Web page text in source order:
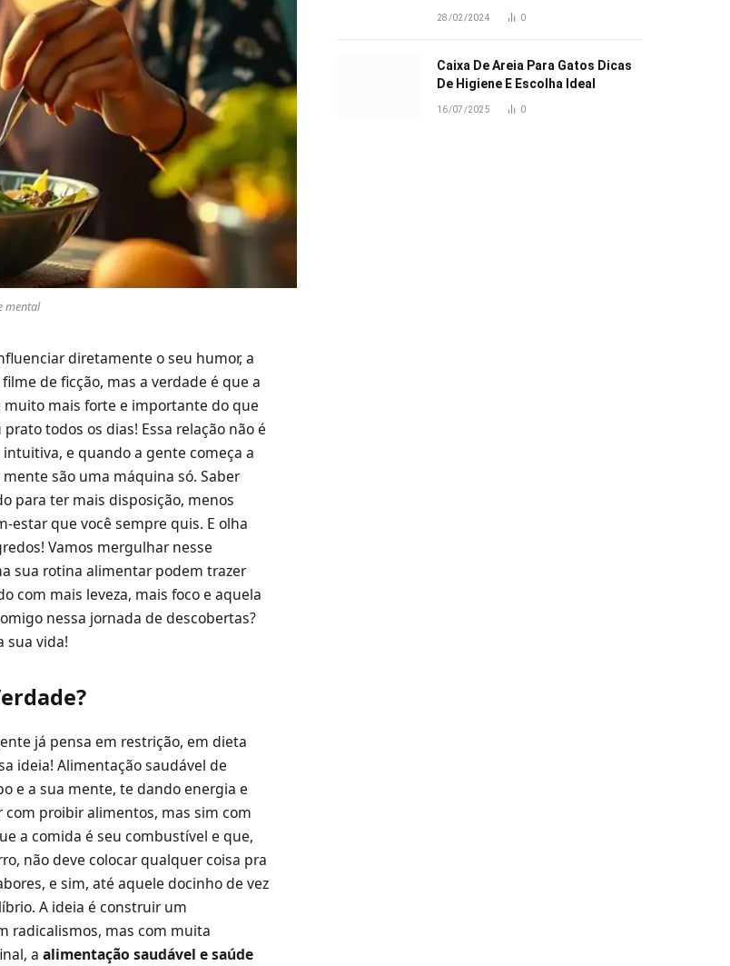
mental
diretamente o seu humor, a
de ficção, mas a verdade é que a
muito mais forte e importante do que
todos os dias! Essa relação não é
e quando a gente começa a
são uma máquina só. Saber
para ter mais disposição, menos
estar que você sempre quis. E olha
Vamos mergulhar nesse
sua rotina alimentar podem trazer
com mais leveza, mais foco e aquela
nessa jornada de descobertas?
sua vida!
já pensa em restrição, em dieta
ideia! Alimentação saudável de
e a sua mente, te dando energia e
proibir alimentos, mas sim com
a comida é seu combustível e que,
não deve colocar qualquer coisa pra
e sim, até aquele docinho de vez
A ideia é construir um
radicalismos, mas com muita
aalimentação saudável e saúde
28/02/2024 0
Caixa De Areia Para Gatos Dicas
De Higiene E Escolha Ideal
16/07/2025 0